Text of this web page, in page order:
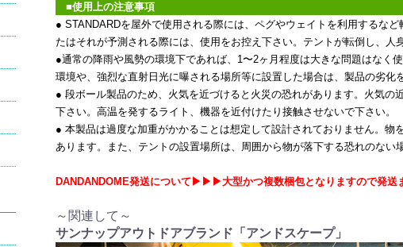
■使用上の注意事項
● STANDARDを屋外で使用される際には、ペグやウェイトを利用するな
たはそれが予測される際には、使用をお控え下さい。テントが転倒し、人
●通常の降雨や風勢の環境下であれば、1〜2ヶ月程度は大きな問題はなく
環境や、強烈な直射日光に曝される場所等に設置した場合は、製品の劣化
● 段ボール製品のため、火気を近づけると火災の恐れがあります。火気
下さい。高温を発するライト、機器を近付けたり接触させないで下さい。
● 本製品は過度な加重がかかることは想定して設計されておりません。
あります。また、テントの設置場所は、周囲から物が落下する恐れのない
DANDANDOME発送について▶▶▶大型かつ複数梱包となりますので発送
～関連して～
サンナップアウトドアブランド「アンドスケープ」